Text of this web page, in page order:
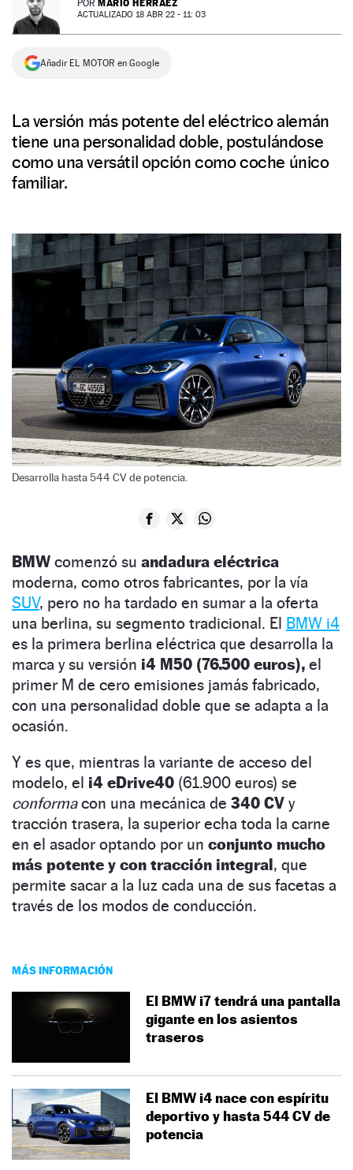
NEWSLETTER
SÍGUENOS
POR MARIO HERRÁEZ
ACTUALIZADO 18 ABR 22 - 11: 03
Añadir EL MOTOR en Google
La versión más potente del eléctrico alemán
tiene una personalidad doble, postulándose
como una versátil opción como coche único
familiar.
Desarrolla hasta 544 CV de potencia.
BMW comenzó su andadura eléctrica
moderna, como otros fabricantes, por la vía
SUV, pero no ha tardado en sumar a la oferta
una berlina, su segmento tradicional. El BMW i4
es la primera berlina eléctrica que desarrolla la
marca y su versión i4 M50 (76.500 euros), el
primer M de cero emisiones jamás fabricado,
con una personalidad doble que se adapta a la
ocasión.
Y es que, mientras la variante de acceso del
modelo, el i4 eDrive40 (61.900 euros) se
conformacon una mecánica de 340 CV y
tracción trasera, la superior echa toda la carne
en el asador optando por un conjunto mucho
más potente y con tracción integral, que
permite sacar a la luz cada una de sus facetas a
través de los modos de conducción.
MÁS INFORMACIÓN
El BMW i7 tendrá una pantalla
gigante en los asientos
traseros
El BMW i4 nace con espíritu
deportivo y hasta 544 CV de
potencia